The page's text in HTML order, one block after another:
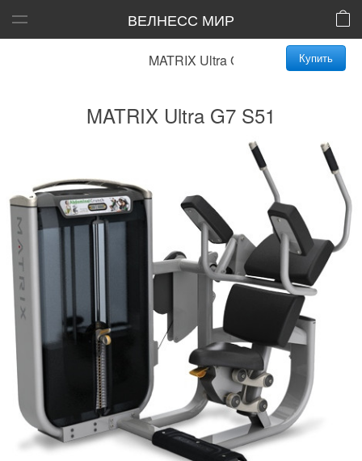
ВЕЛНЕСС МИР
MATRIX Ultra G7 S51 Купить
MATRIX Ultra G7 S51